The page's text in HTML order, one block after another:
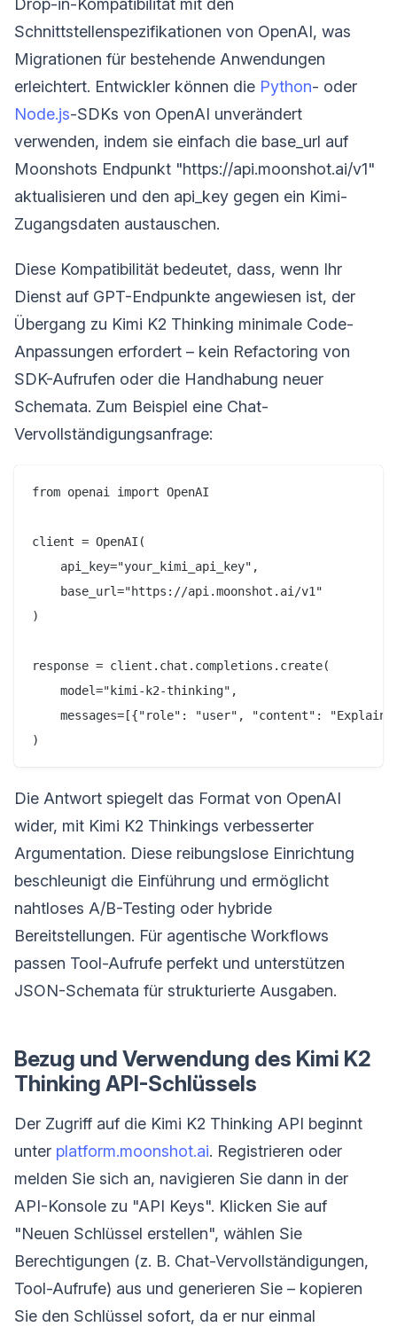
Drop-in-Kompatibilität mit den
Schnittstellenspezifikationen von OpenAI, was
Migrationen für bestehende Anwendungen
erleichtert. Entwickler können die Python- oder
Node.js-SDKs von OpenAI unverändert
verwenden, indem sie einfach die base_url auf
Moonshots Endpunkt "https://api.moonshot.ai/v1"
aktualisieren und den api_key gegen ein Kimi-
Zugangsdaten austauschen.
Diese Kompatibilität bedeutet, dass, wenn Ihr
Dienst auf GPT-Endpunkte angewiesen ist, der
Übergang zu Kimi K2 Thinking minimale Code-
Anpassungen erfordert – kein Refactoring von
SDK-Aufrufen oder die Handhabung neuer
Schemata. Zum Beispiel eine Chat-
Vervollständigungsanfrage:
from openai import OpenAI
client = OpenAI(
    api_key="your_kimi_api_key",
    base_url="https://api.moonshot.ai/v1"
)
response = client.chat.completions.create(
    model="kimi-k2-thinking",
messages=[{"role": "user", "content": "Explain
Die Antwort spiegelt das Format von OpenAI
wider, mit Kimi K2 Thinkings verbesserter
Argumentation. Diese reibungslose Einrichtung
beschleunigt die Einführung und ermöglicht
nahtloses A/B-Testing oder hybride
Bereitstellungen. Für agentische Workflows
passen Tool-Aufrufe perfekt und unterstützen
JSON-Schemata für strukturierte Ausgaben.
Bezug und Verwendung des Kimi K2
Thinking API-Schlüssels
Der Zugriff auf die Kimi K2 Thinking API beginnt
unter platform.moonshot.ai. Registrieren oder
melden Sie sich an, navigieren Sie dann in der
API-Konsole zu "API Keys". Klicken Sie auf
"Neuen Schlüssel erstellen", wählen Sie
Berechtigungen (z. B. Chat-Vervollständigungen,
Tool-Aufrufe) aus und generieren Sie – kopieren
Sie den Schlüssel sofort, da er nur einmal